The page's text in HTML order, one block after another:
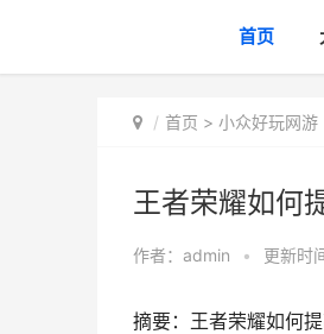
首页
首页 > 小众好玩网游
王者荣耀如何
作者： admin • 更新时
摘要：王者荣耀如何